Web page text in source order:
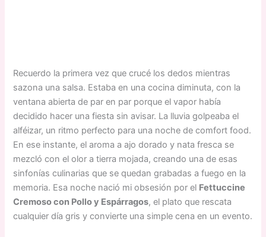
Recuerdo la primera vez que crucé los dedos mientras
sazona una salsa. Estaba en una cocina diminuta, con la
ventana abierta de par en par porque el vapor había
decidido hacer una fiesta sin avisar. La lluvia golpeaba el
alféizar, un ritmo perfecto para una noche de comfort food.
En ese instante, el aroma a ajo dorado y nata fresca se
mezcló con el olor a tierra mojada, creando una de esas
sinfonías culinarias que se quedan grabadas a fuego en la
memoria. Esa noche nació mi obsesión por el Fettuccine
Cremoso con Pollo y Espárragos, el plato que rescata
cualquier día gris y convierte una simple cena en un evento.